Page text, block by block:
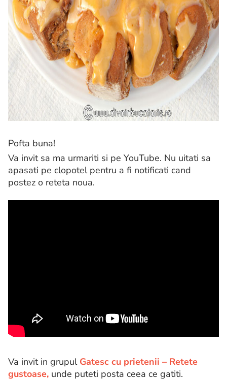
Pofta buna!
Va invit sa ma urmariti si pe YouTube. Nu uitati sa
apasati pe clopotel pentru a fi notificati cand
postez o reteta noua.
Va invit in grupul Gatesc cu prietenii – Retete
gustoase, unde puteti posta ceea ce gatiti.